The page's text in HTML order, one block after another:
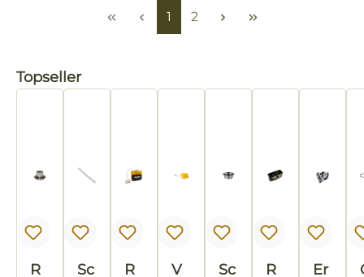
Seite
1 Seite
2
Produktgalerie überspringen
Topseller
R Sc R V Sc R Er